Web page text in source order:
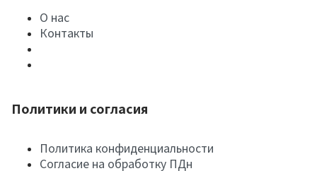
О нас
Контакты
Политики и согласия
Политика конфиденциальности
Согласие на обработку ПДн